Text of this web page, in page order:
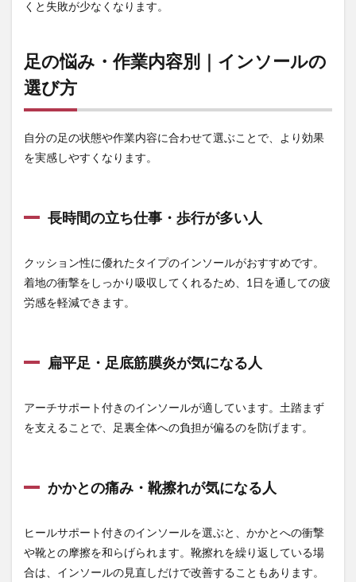
足底
気に
なる
人
との
み・
なる
4.4
コス
トを
抑え
イン
の違
確認
まも
うお
すす
めイ
ンソ
くと失敗が少なくなります。
足の悩み・作業内容別｜インソールの
選び方
自分の足の状態や作業内容に合わせて選ぶことで、より効果
を実感しやすくなります。
長時間の立ち仕事・歩行が多い人
クッション性に優れたタイプのインソールがおすすめです。
着地の衝撃をしっかり吸収してくれるため、1日を通しての疲
労感を軽減できます。
扁平足・足底筋膜炎が気になる人
アーチサポート付きのインソールが適しています。土踏まず
を支えることで、足裏全体への負担が偏るのを防げます。
かかとの痛み・靴擦れが気になる人
ヒールサポート付きのインソールを選ぶと、かかとへの衝撃
や靴との摩擦を和らげられます。靴擦れを繰り返している場
合は、インソールの見直しだけで改善することもあります。